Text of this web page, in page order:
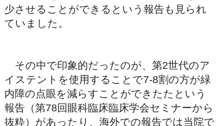
少させることができるという報告も見られ
ていました。
その中で印象的だったのが、第2世代のア
イステントを使用することで7-8割の方が緑
内障の点眼を減らすことができたたという
報告（第78回眼科臨床臨床学会セミナーから
抜粋）があったり、海外での報告では当院で